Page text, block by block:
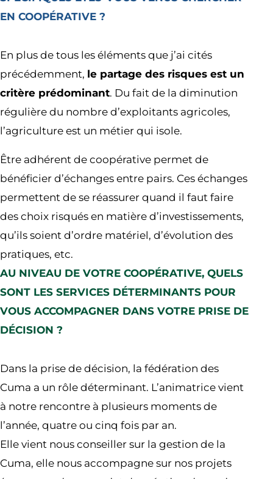
EN COOPÉRATIVE ?
En plus de tous les éléments que j’ai cités
précédemment, le partage des risques est un
critère prédominant. Du fait de la diminution
régulière du nombre d’exploitants agricoles,
l’agriculture est un métier qui isole.
Être adhérent de coopérative permet de
bénéficier d’échanges entre pairs. Ces échanges
permettent de se réassurer quand il faut faire
des choix risqués en matière d’investissements,
qu’ils soient d’ordre matériel, d’évolution des
pratiques, etc.
AU NIVEAU DE VOTRE COOPÉRATIVE, QUELS
SONT LES SERVICES DÉTERMINANTS POUR
VOUS ACCOMPAGNER DANS VOTRE PRISE DE
DÉCISION ?
Dans la prise de décision, la fédération des
Cuma a un rôle déterminant. L’animatrice vient
à notre rencontre à plusieurs moments de
l’année, quatre ou cinq fois par an.
Elle vient nous conseiller sur la gestion de la
Cuma, elle nous accompagne sur nos projets